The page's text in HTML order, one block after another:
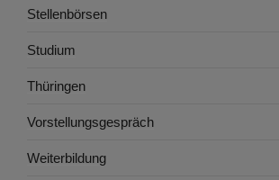
Stellenbörsen
Studium
Thüringen
Vorstellungsgespräch
Weiterbildung